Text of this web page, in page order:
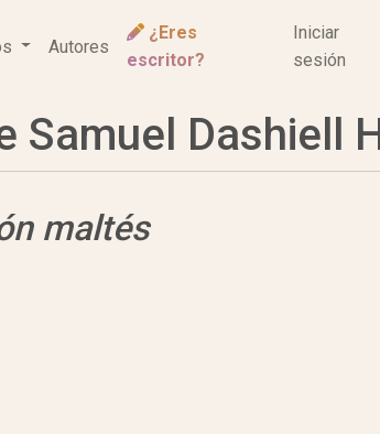
Autores
¿Eres
escritor?
Iniciar
sesión
Samuel Dashiell
maltés